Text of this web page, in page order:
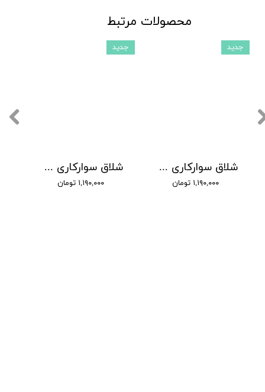
محصولات مرتبط
شلاق سوارکاری شادان - با بند مُچی چرمی، مدل سنگچین دسته اسپرت
۱,۱۹۰,۰۰۰ تومان
جدید
شلاق سوارکاری شادان - با بند مُچی چرمی، مدل سنگچین دسته کلاسیک
۱,۱۹۰,۰۰۰ تومان
جدید